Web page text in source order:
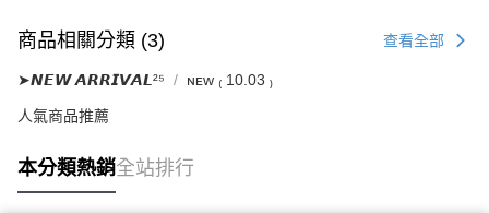
商品相關分類 (3) 查看全部
➤𝙉𝙀𝙒 𝘼𝙍𝙍𝙄𝙑𝘼𝙇²⁵ ɴᴇᴡ ₍ 10.03 ₎
人氣商品推薦
本分類熱銷全站排行